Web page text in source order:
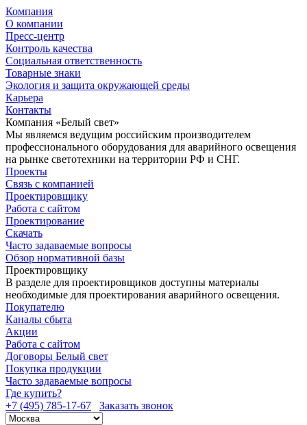
Компания
О компании
Пресс-центр
Контроль качества
Социальная ответственность
Товарные знаки
Экология и защита окружающей среды
Карьера
Контакты
Компания «Белый свет»
Мы являемся ведущим российским производителем
профессионального оборудования для аварийного освещения
на рынке светотехники на территории РФ и СНГ.
Проекты
Связь с компанией
Проектировщику
Работа с сайтом
Проектирование
Скачать
Часто задаваемые вопросы
Обзор нормативной базы
Проектировщику
В разделе для проектировщиков доступны материалы
необходимые для проектирования аварийного освещения.
Покупателю
Каналы сбыта
Акции
Работа с сайтом
Договоры Белый свет
Покупка продукции
Часто задаваемые вопросы
Где купить?
+7 (495) 785-17-67
Заказать звонок